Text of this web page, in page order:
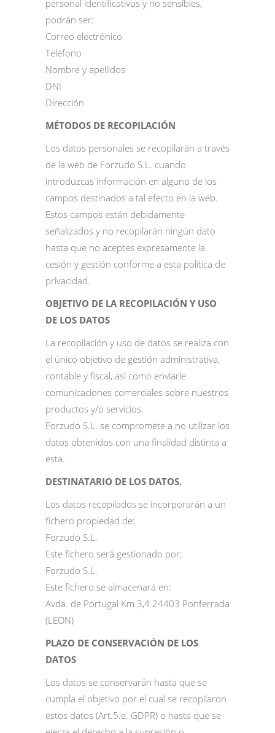
personal identificativos y no sensibles,
podrán ser:
Correo electrónico
Teléfono
Nombre y apellidos
DNI
Dirección
MÉTODOS DE RECOPILACIÓN
Los datos personales se recopilarán a través
de la web de Forzudo S.L. cuando
introduzcas información en alguno de los
campos destinados a tal efecto en la web.
Estos campos están debidamente
señalizados y no recopilarán ningún dato
hasta que no aceptes expresamente la
cesión y gestión conforme a esta política de
privacidad.
OBJETIVO DE LA RECOPILACIÓN Y USO
DE LOS DATOS
La recopilación y uso de datos se realiza con
el único objetivo de gestión administrativa,
contable y fiscal, así como enviarle
comunicaciones comerciales sobre nuestros
productos y/o servicios.
Forzudo S.L. se compromete a no utilizar los
datos obtenidos con una finalidad distinta a
esta.
DESTINATARIO DE LOS DATOS.
Los datos recopilados se incorporarán a un
fichero propiedad de:
Forzudo S.L.
Este fichero será gestionado por:
Forzudo S.L.
Este fichero se almacenará en:
Avda. de Portugal Km 3,4 24403 Ponferrada
(LEON)
PLAZO DE CONSERVACIÓN DE LOS
DATOS
Los datos se conservarán hasta que se
cumpla el objetivo por el cual se recopilaron
estos datos (Art.5.e. GDPR) o hasta que se